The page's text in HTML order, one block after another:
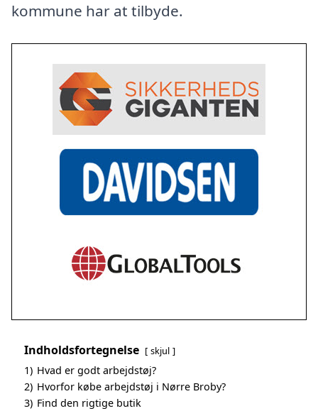
kommune har at tilbyde.
Indholdsfortegnelse skjul
1) Hvad er godt arbejdstøj?
2) Hvorfor købe arbejdstøj i Nørre Broby?
3) Find den rigtige butik